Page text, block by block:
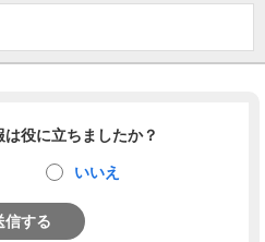
役に立ちましたか？
いいえ
信する